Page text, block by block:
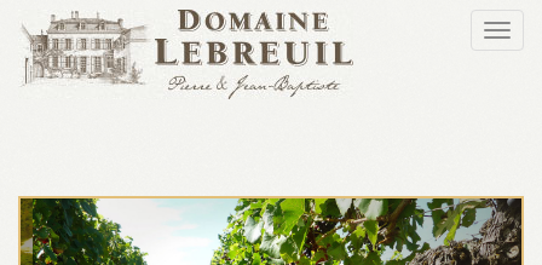
Aller au contenu principal